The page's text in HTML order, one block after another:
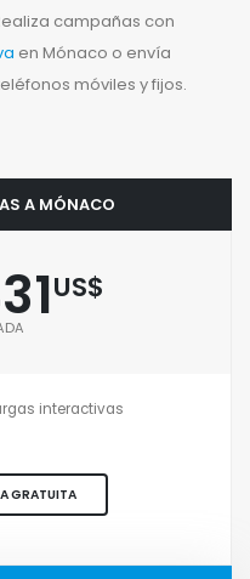
campañas con
en Mónaco o envía
móviles y fijos.
A MÓNACO
US$
interactivas
GRATUITA